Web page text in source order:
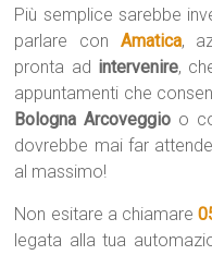
Più semplice sarebbe
parlare con Amatica,
pronta ad intervenire,
appuntamenti che
Bologna Arcoveggio o
dovrebbe mai far
al massimo!
Non esitare a chiamare
legata alla tua